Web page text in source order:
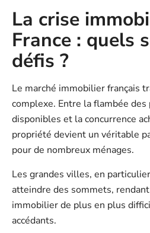
La crise
France : quels
défis ?
Le marché immobilier français
complexe. Entre la flambée
disponibles et la concurrence
propriété devient un véritable
pour de nombreux ménages.
Les grandes villes, en
atteindre des sommets, rendant
immobilier de plus en plus
accédants.